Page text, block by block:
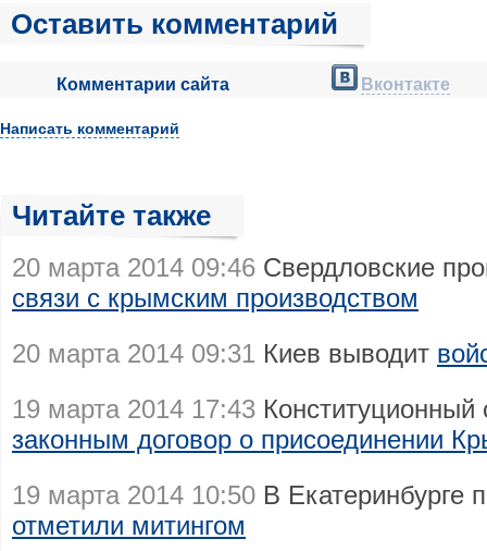
Оставить комментарий
Комментарии сайта Вконтакте
Написать комментарий
Читайте также
20 марта 2014 09:46 Свердловские
связи с крымским производством
20 марта 2014 09:31 Киев выводит
19 марта 2014 17:43 Конституционный
законным договор о присоединении
19 марта 2014 10:50 В Екатеринбурге
отметили митингом